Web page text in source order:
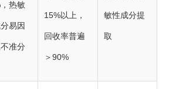
热敏
易因
准分
15%以上，
回收率普遍
＞90%
敏性成分提
取